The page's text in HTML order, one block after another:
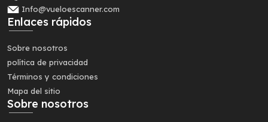
Info@vueloescanner.com
Enlaces rápidos
Sobre nosotros
política de privacidad
Términos y condiciones
Mapa del sitio
Sobre nosotros